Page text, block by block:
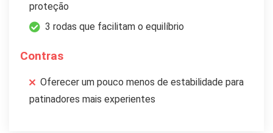
proteção
3 rodas que facilitam o equilíbrio
Contras
Oferecer um pouco menos de estabilidade para
patinadores mais experientes